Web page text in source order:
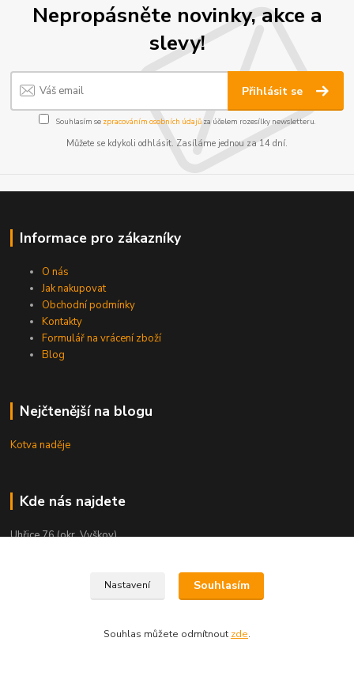
Nepropásněte novinky, akce a
slevy!
Přihlásit se
Souhlasím se zpracováním osobních údajůza účelem rozesílky newsletteru.
Můžete se kdykoli odhlásit. Zasíláme jednou za 14 dní.
Informace pro zákazníky
O nás
Jak nakupovat
Obchodní podmínky
Kontakty
Formulář na vrácení zboží
Blog
Nejčtenější na blogu
Kotva naděje
Kde nás najdete
Uhřice 76 (okr. Vyškov)
Nastavení Souhlasím
Souhlas můžete odmítnout zde.